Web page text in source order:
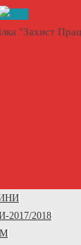
2017/2018